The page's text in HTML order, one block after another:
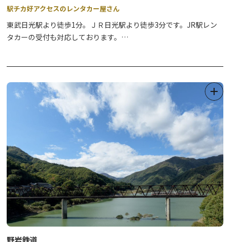
定日のみ
駅チカ好アクセスのレンタカー屋さん
東武日光駅より徒歩1分。ＪＲ日光駅より徒歩3分です。JR駅レン
タカーの受付も対応しております。
野岩鉄道